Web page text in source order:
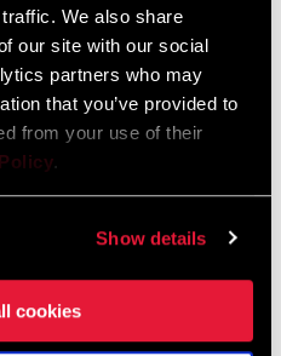
We also share
our site with our social
partners who may
that you’ve provided to
from your use of their
.
Show details
cookies